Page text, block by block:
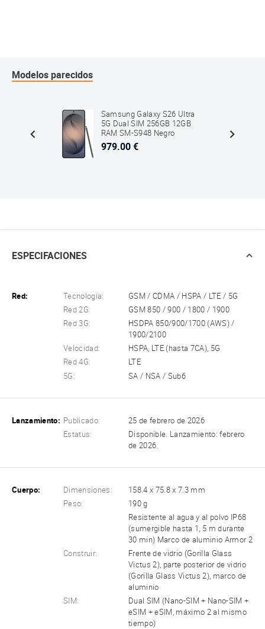
Modelos parecidos
Samsung Galaxy S26 Ultra
5G Dual SIM 256GB 12GB
RAM SM-S948 Negro
979.00 €
ESPECIFACIONES
Red: Tecnología:
GSM / CDMA / HSPA / LTE / 5G
Red 2G:
GSM 850 / 900 / 1800 / 1900
Red 3G:
HSDPA 850/900/1700 (AWS) /
1900/2100
Velocidad:
HSPA, LTE (hasta 7CA), 5G
Red 4G:
LTE
5G:
SA / NSA / Sub6
Lanzamiento: Publicado:
25 de febrero de 2026
Estatus:
Disponible. Lanzamiento: febrero
de 2026.
Cuerpo: Dimensiones:
158.4 x 75.8 x 7.3 mm
Peso:
190 g
Resistente al agua y al polvo IP68
(sumergible hasta 1, 5 m durante
30 min) Marco de aluminio Armor 2
Construir:
Frente de vidrio (Gorilla Glass
Victus 2), parte posterior de vidrio
(Gorilla Glass Victus 2), marco de
aluminio
SIM:
Dual SIM (Nano-SIM + Nano-SIM +
eSIM + eSIM, máximo 2 al mismo
tiempo)